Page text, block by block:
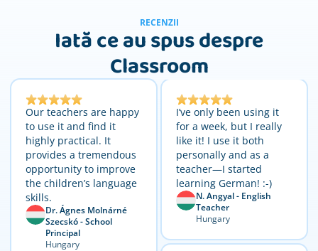
RECENZII
Iată ce au spus despre
Classroom
Our teachers are happy
to use it and find it
highly practical. It
provides a tremendous
opportunity to improve
the children’s language
skills.
Dr. Ágnes Molnárné
Szecskó - School
Principal
Hungary
I’ve only been using it
for a week, but I really
like it! I use it both
personally and as a
teacher—I started
learning German! :-)
N. Angyal - English
Teacher
Hungary